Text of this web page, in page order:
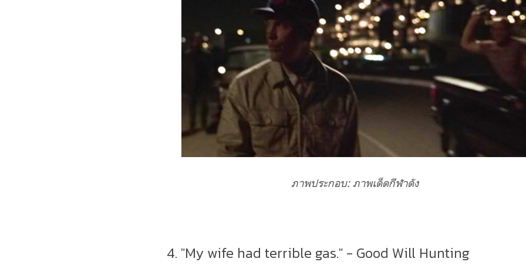
ภาพประกอบ: ภาพเด็ดกีฬาดัง
4. "My wife had terrible gas." - Good Will Hunting